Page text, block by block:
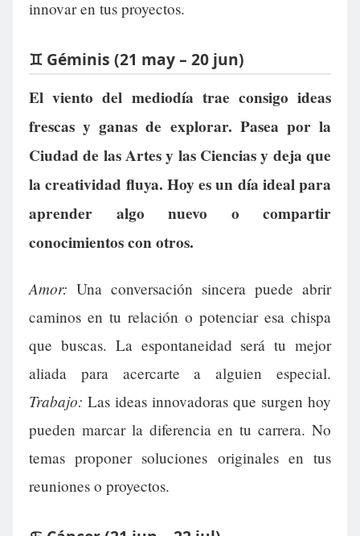
innovar en tus proyectos.
♊ Géminis (21 may – 20 jun)
El viento del mediodía trae consigo ideas
frescas y ganas de explorar. Pasea por la
Ciudad de las Artes y las Ciencias y deja que
la creatividad fluya. Hoy es un día ideal para
aprender algo nuevo o compartir
conocimientos con otros.
Amor: Una conversación sincera puede abrir
caminos en tu relación o potenciar esa chispa
que buscas. La espontaneidad será tu mejor
aliada para acercarte a alguien especial.
Trabajo: Las ideas innovadoras que surgen hoy
pueden marcar la diferencia en tu carrera. No
temas proponer soluciones originales en tus
reuniones o proyectos.